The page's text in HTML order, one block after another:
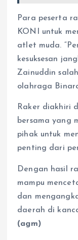
Para peserta
KONI untuk
atlet muda.
kesuksesan
Zainuddin
olahraga
Raker diakhiri
bersama yang
pihak untuk
penting dari
Dengan hasil
mampu
dan
daerah di
(agm)